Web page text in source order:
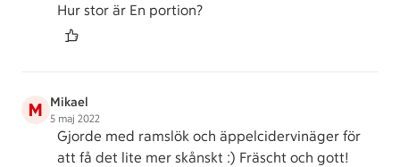
Hur stor är En portion?
M Mikael
5 maj 2022
Gjorde med ramslök och äppelcidervinäger för
att få det lite mer skånskt :) Fräscht och gott!